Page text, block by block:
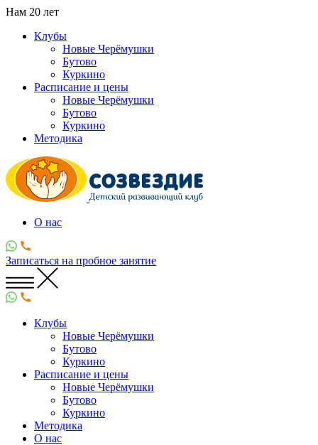
Нам 20 лет
Клубы
Новые Черёмушки
Бутово
Куркино
Расписание и цены
Новые Черёмушки
Бутово
Куркино
Методика
О нас
Записаться на пробное занятие
Клубы
Новые Черёмушки
Бутово
Куркино
Расписание и цены
Новые Черёмушки
Бутово
Куркино
Методика
О нас